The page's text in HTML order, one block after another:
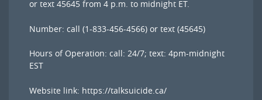
or text 45645 from 4 p.m. to midnight ET.
Number: call (1-833-456-4566) or text (45645)
Hours of Operation: call: 24/7; text: 4pm-midnight
EST
Website link: https://talksuicide.ca/